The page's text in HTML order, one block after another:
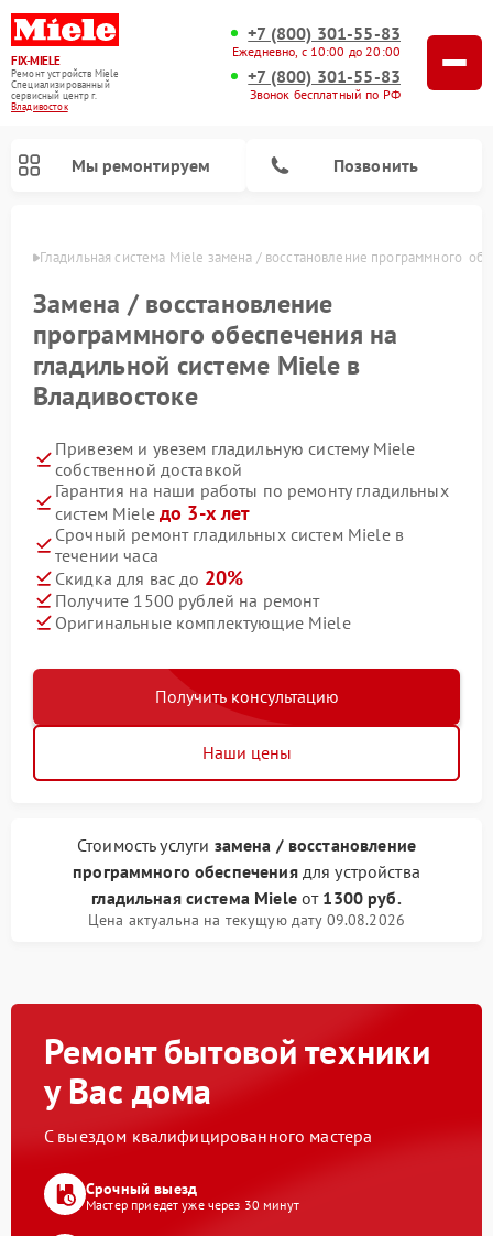
FIX-MIELE
Ремонт устройств Miele
Специализированный
cервисный центр г.
Владивосток
+7 (800) 301-55-83
Ежедневно, с 10:00 до 20:00
+7 (800) 301-55-83
Звонок бесплатный по РФ
Мы ремонтируем Позвонить
Гладильная система Miele замена / восстановление программного
Замена / восстановление
программного обеспечения на
гладильной системе Miele в
Владивостоке
Привезем и увезем гладильную систему Miele
собственной доставкой
Гарантия на наши работы по ремонту гладильных
систем Miele до 3-х лет
Срочный ремонт гладильных систем Miele в
течении часа
Скидка для вас до 20%
Получите 1500 рублей на ремонт
Оригинальные комплектующие Miele
Получить консультацию
Наши цены
Стоимость услуги замена / восстановление
программного обеспечения для устройства
гладильная система Mieleот 1300 руб.
Цена актуальна на текущую дату 09.08.2026
Ремонт бытовой техники
у Вас дома
С выездом квалифицированного мастера
Срочный выезд
Мастер приедет уже через 30 минут